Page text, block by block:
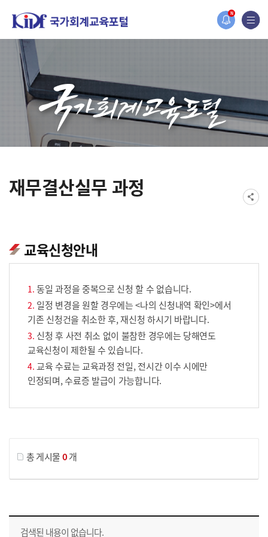
N
홈페이지가 새롭게 개편되었습니다.
한국조세재정연구원홈페이지가 새롭게 개설되었습니다.
재무결산실무 과정
교육신청안내
동일 과정을 중복으로 신청 할 수 없습니다.
일정 변경을 원할 경우에는 <나의 신청내역 확인>에서
기존 신청건을 취소한 후, 재신청 하시기 바랍니다.
신청 후 사전 취소 없이 불참한 경우에는 당해연도
교육신청이 제한될 수 있습니다.
교육 수료는 교육과정 전일, 전시간 이수 시에만
인정되며, 수료증 발급이 가능합니다.
총 게시물0개
교육신청 목록을 나타낸 표로 회차, 지역, 접수기간, 교육기간, 교육장소, 신청인원/모집인원, 상태로 나뉘어 설명합니다.
검색된 내용이 없습니다.